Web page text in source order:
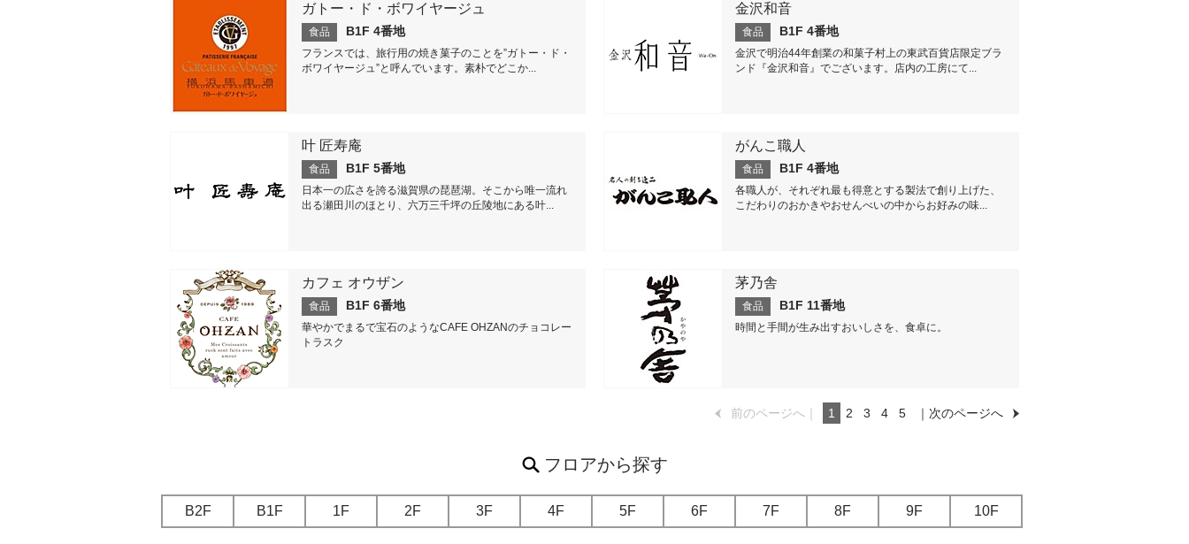
ガトー・ド・ボワイヤージュ
食品 B1F 4番地
フランスでは、旅行用の焼き菓子のことを”ガトー・ド・
ボワイヤージュ”と呼んでいます。素朴でどこか...
金沢和音
食品 B1F 4番地
金沢で明治44年創業の和菓子村上の東武百貨店限定ブラ
ンド『金沢和音』でございます。店内の工房にて...
叶 匠寿庵
食品 B1F 5番地
日本一の広さを誇る滋賀県の琵琶湖。そこから唯一流れ
出る瀬田川のほとり、六万三千坪の丘陵地にある叶...
がんこ職人
食品 B1F 4番地
各職人が、それぞれ最も得意とする製法で創り上げた、
こだわりのおかきやおせんべいの中からお好みの味...
カフェ オウザン
食品 B1F 6番地
華やかでまるで宝石のようなCAFE OHZANのチョコレー
トラスク
茅乃舎
食品 B1F 11番地
時間と手間が生み出すおいしさを、食卓に。
前のページへ｜ 1 2 3 4 5 ｜次のページへ
フロアから探す
B2F B1F 1F 2F 3F 4F 5F 6F 7F 8F 9F 10F